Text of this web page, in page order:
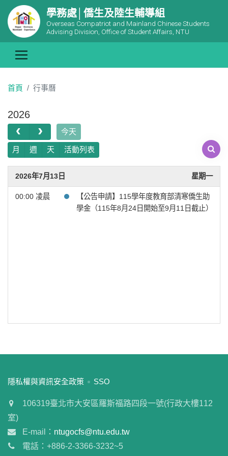
學務處│僑生及陸生輔導組
Overseas Compatriot and Mainland Chinese Students
Advising Division, Office of Student Affairs, NTU
首頁 行事曆
今天
2026
月 週 天 活動列表
2026年7月13日 星期一
00:00 凌晨
【公告申請】115學年度教育部清寒僑生助
學金（115年8月24日開始至9月11日截止）
:::
隱私權與資訊安全政策 SSO
106319臺北市大安區羅斯福路四段一號(行政大樓112
室)
E-mail： ntugocfs@ntu.edu.tw
電話：+886-2-3366-3232~5